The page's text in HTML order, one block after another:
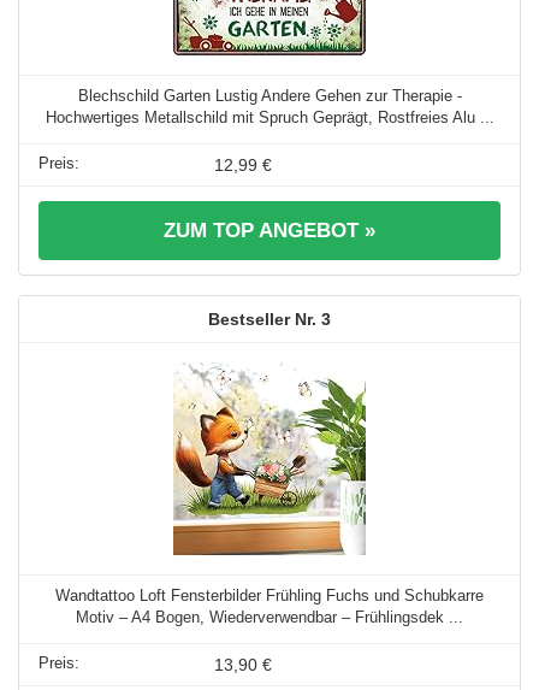
Blechschild Garten Lustig Andere Gehen zur Therapie -
Hochwertiges Metallschild mit Spruch Geprägt, Rostfreies Alu ...
12,99 €
ZUM TOP ANGEBOT »
3
Wandtattoo Loft Fensterbilder Frühling Fuchs und Schubkarre
Motiv – A4 Bogen, Wiederverwendbar – Frühlingsdek ...
13,90 €